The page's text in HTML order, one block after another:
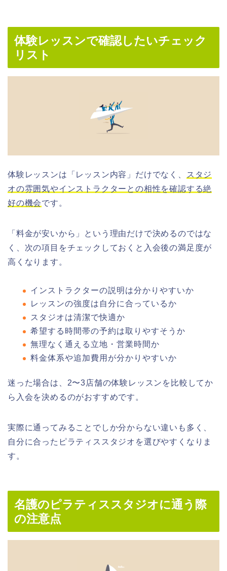
体験レッスンで確認したいチェック
リスト
体験レッスンは「レッスン内容」だけでなく、
スタジ
オの雰囲気やインストラクターとの相性を確認する絶
好の機会です。
「料金が安いから」という理由だけで決めるのではな
く、次の項目をチェックしておくと入会後の満足度が
高くなります。
インストラクターの説明は分かりやすいか
レッスンの強度は自分に合っているか
スタジオは清潔で快適か
希望する時間帯の予約は取りやすそうか
無理なく通える立地・営業時間か
料金体系や追加費用が分かりやすいか
迷った場合は、2〜3店舗の体験レッスンを比較してか
ら入会を決めるのがおすすめです。
実際に通ってみることでしか分からない違いも多く、
自分に合ったピラティススタジオを選びやすくなりま
す。
名護のピラティススタジオに通う際
の注意点